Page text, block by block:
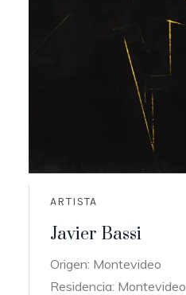
ARTISTA
Javier Bassi
Origen: Montevideo
Residencia: Montevideo